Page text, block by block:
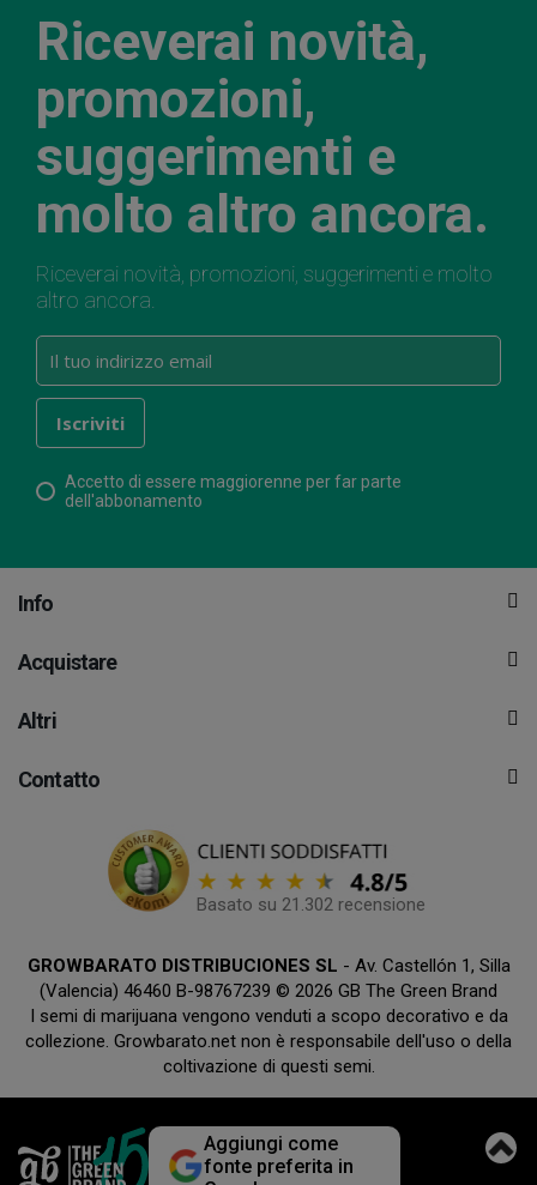
Riceverai novità,
promozioni,
suggerimenti e
molto altro ancora.
Riceverai novità, promozioni, suggerimenti e molto
altro ancora.
Accetto di essere maggiorenne per far parte
dell'abbonamento
Info
Acquistare
Altri
Contatto
Basato su 21.302 recensione
GROWBARATO DISTRIBUCIONES SL - Av. Castellón 1, Silla
(Valencia) 46460 B-98767239 © 2026 GB The Green Brand
I semi di marijuana vengono venduti a scopo decorativo e da
collezione. Growbarato.net non è responsabile dell'uso o della
coltivazione di questi semi.
Aggiungi come
fonte preferita in